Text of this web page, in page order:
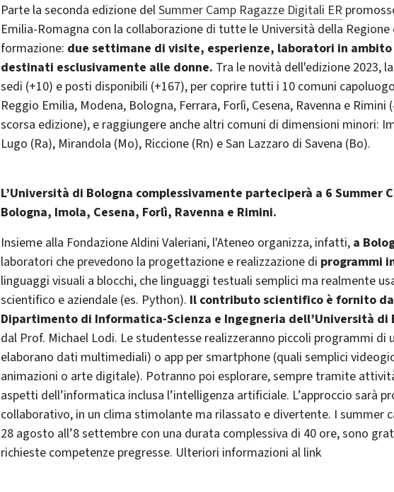
Parte la seconda edizione delSummer Camp Ragazze Digitali ER
Emilia-Romagna con la collaborazione di tutte le Università della
formazione: due settimane di visite, esperienze, laboratori in
destinati esclusivamente alle donne. Tra le novità dell'edizione 2023,
sedi (+10) e posti disponibili (+167), per coprire tutti i 10 comuni
Reggio Emilia, Modena, Bologna, Ferrara, Forlì, Cesena, Ravenna e Rimini
scorsa edizione), e raggiungere anche altri comuni di dimensioni minori:
Lugo (Ra), Mirandola (Mo), Riccione (Rn) e San Lazzaro di Savena (Bo).
L’Università di Bologna complessivamente parteciperà a 6 Summer
Bologna, Imola, Cesena, Forlì, Ravenna e Rimini.
Insieme alla Fondazione Aldini Valeriani, l'Ateneo organizza, infatti, a
laboratori che prevedono la progettazione e realizzazione di programmi
linguaggi visuali a blocchi, che linguaggi testuali semplici ma realmente
scientifico e aziendale (es. Python). Il contributo scientifico è fornito
Dipartimento di Informatica-Scienza e Ingegneria dell’Università di
dal Prof. Michael Lodi. Le studentesse realizzeranno piccoli programmi di
elaborano dati multimediali) o app per smartphone (quali semplici
animazioni o arte digitale). Potranno poi esplorare, sempre tramite
aspetti dell’informatica inclusa l’intelligenza artificiale. L’approccio sarà
collaborativo, in un clima stimolante ma rilassato e divertente. I summer
28 agosto all’8 settembre con una durata complessiva di 40 ore, sono
richieste competenze pregresse. Ulteriori informazioni al link